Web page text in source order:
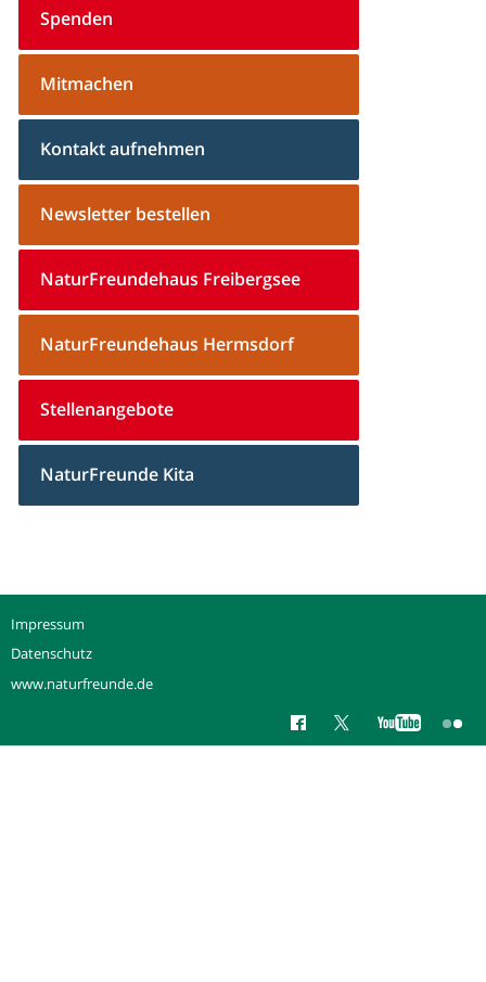
Spenden
Mitmachen
Kontakt aufnehmen
Newsletter bestellen
NaturFreundehaus Freibergsee
NaturFreundehaus Hermsdorf
Stellenangebote
NaturFreunde Kita
Impressum
Datenschutz
www.naturfreunde.de